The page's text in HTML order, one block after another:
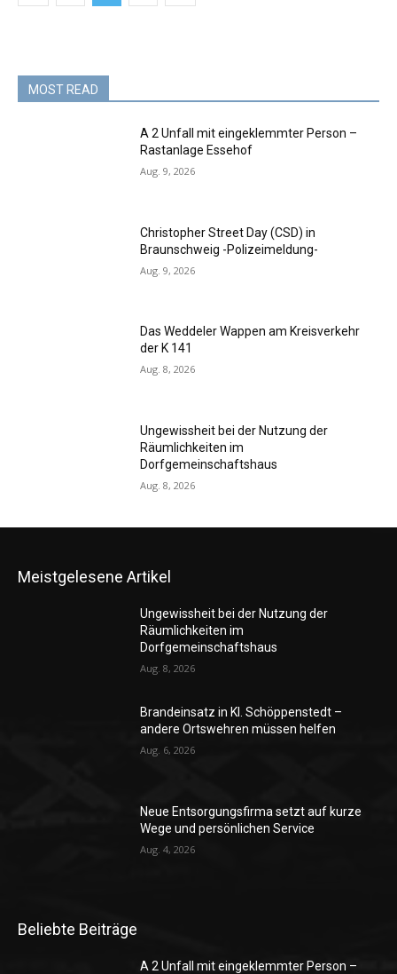
MOST READ
A 2 Unfall mit eingeklemmter Person –
Rastanlage Essehof
Aug. 9, 2026
Christopher Street Day (CSD) in
Braunschweig -Polizeimeldung-
Aug. 9, 2026
Das Weddeler Wappen am Kreisverkehr
der K 141
Aug. 8, 2026
Ungewissheit bei der Nutzung der
Räumlichkeiten im
Dorfgemeinschaftshaus
Aug. 8, 2026
Meistgelesene Artikel
Ungewissheit bei der Nutzung der
Räumlichkeiten im
Dorfgemeinschaftshaus
Aug. 8, 2026
Brandeinsatz in Kl. Schöppenstedt –
andere Ortswehren müssen helfen
Aug. 6, 2026
Neue Entsorgungsfirma setzt auf kurze
Wege und persönlichen Service
Aug. 4, 2026
Beliebte Beiträge
A 2 Unfall mit eingeklemmter Person –